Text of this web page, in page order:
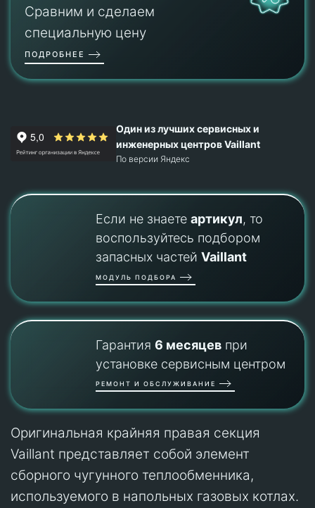
Сравним и сделаем
специальную цену
ПОДРОБНЕЕ
Один из лучших сервисных и
инженерных центров Vaillant
По версии Яндекс
Если не знаете артикул, то
воспользуйтесь подбором
запасных частей Vaillant
МОДУЛЬ ПОДБОРА
Гарантия 6 месяцевпри
установке сервисным центром
РЕМОНТ И ОБСЛУЖИВАНИЕ
Оригинальная крайняя правая секция
Vaillant представляет собой элемент
сборного чугунного теплообменника,
используемого в напольных газовых котлах.